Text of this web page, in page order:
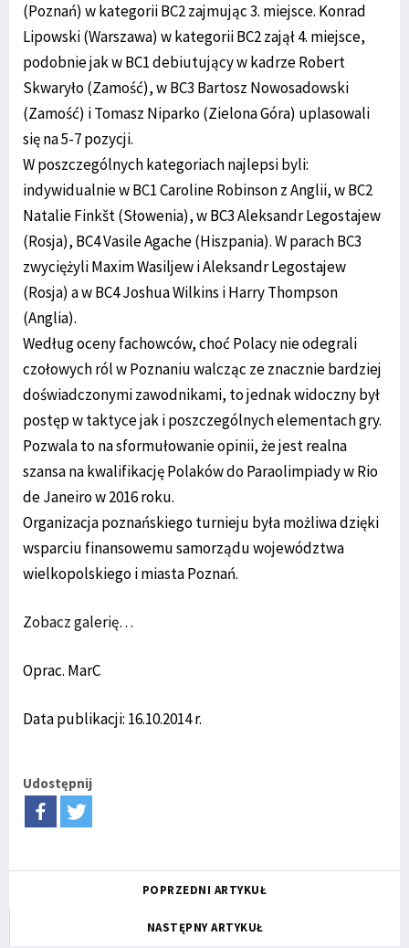
(Poznań) w kategorii BC2 zajmując 3. miejsce. Konrad
Lipowski (Warszawa) w kategorii BC2 zajął 4. miejsce,
podobnie jak w BC1 debiutujący w kadrze Robert
Skwaryło (Zamość), w BC3 Bartosz Nowosadowski
(Zamość) i Tomasz Niparko (Zielona Góra) uplasowali
się na 5-7 pozycji.
W poszczególnych kategoriach najlepsi byli:
indywidualnie w BC1 Caroline Robinson z Anglii, w BC2
Natalie Finkšt (Słowenia), w BC3 Aleksandr Legostajew
(Rosja), BC4 Vasile Agache (Hiszpania). W parach BC3
zwyciężyli Maxim Wasiljew i Aleksandr Legostajew
(Rosja) a w BC4 Joshua Wilkins i Harry Thompson
(Anglia).
Według oceny fachowców, choć Polacy nie odegrali
czołowych ról w Poznaniu walcząc ze znacznie bardziej
doświadczonymi zawodnikami, to jednak widoczny był
postęp w taktyce jak i poszczególnych elementach gry.
Pozwala to na sformułowanie opinii, że jest realna
szansa na kwalifikację Polaków do Paraolimpiady w Rio
de Janeiro w 2016 roku.
Organizacja poznańskiego turnieju była możliwa dzięki
wsparciu finansowemu samorządu województwa
wielkopolskiego i miasta Poznań.
Zobacz galerię…
Oprac. MarC
Data publikacji: 16.10.2014 r.
Udostępnij
POPRZEDNI ARTYKUŁ
NASTĘPNY ARTYKUŁ